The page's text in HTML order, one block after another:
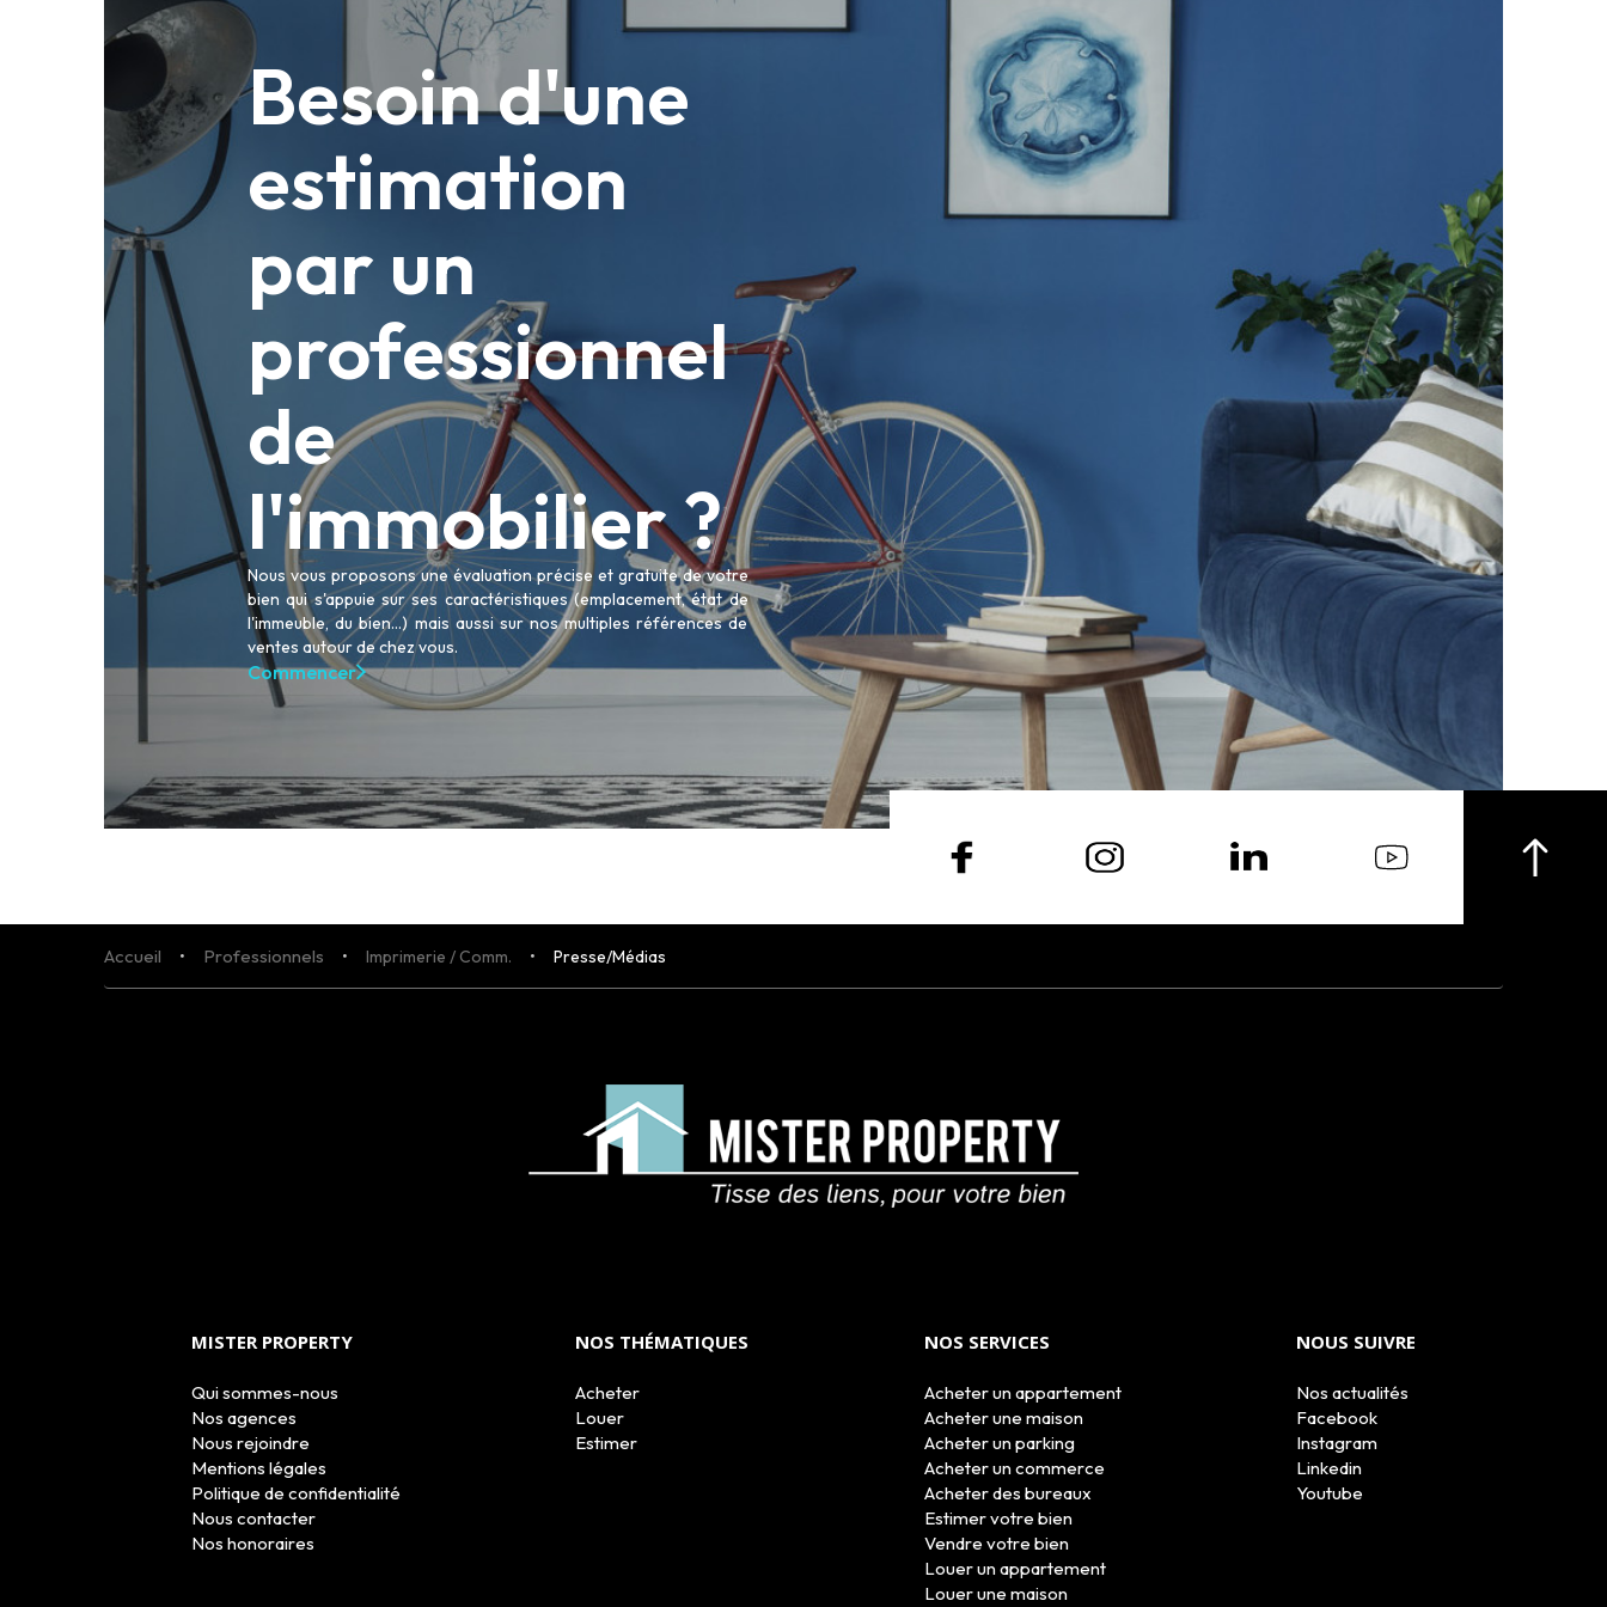
NOUS REJOINDRE
Besoin d'une
estimation
par un
professionnel
de
l'immobilier ?
Nous vous proposons une évaluation précise et gratuite de votre
bien qui s'appuie sur ses caractéristiques (emplacement, état de
l'immeuble, du bien...) mais aussi sur nos multiples références de
ventes autour de chez vous.
Commencer
Accueil Professionnels Imprimerie / Comm. Presse/Médias
MISTER PROPERTY
Qui sommes-nous
Nos agences
Nous rejoindre
Mentions légales
Politique de confidentialité
Nous contacter
Nos honoraires
NOS THÉMATIQUES
Acheter
Louer
Estimer
NOS SERVICES
Acheter un appartement
Acheter une maison
Acheter un parking
Acheter un commerce
Acheter des bureaux
Estimer votre bien
Vendre votre bien
Louer un appartement
Louer une maison
NOUS SUIVRE
Nos actualités
Facebook
Instagram
Linkedin
Youtube